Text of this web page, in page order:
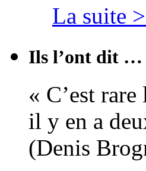
La suite
Ils l’ont dit …
« C’est
il y en a
(Denis